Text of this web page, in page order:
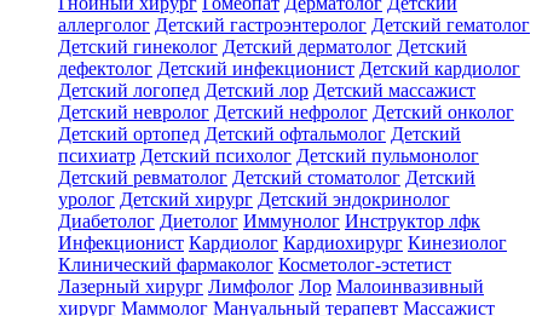
аллерголог Детский гастроэнтеролог Детский гематолог
Детский гинеколог Детский дерматолог Детский
дефектолог Детский инфекционист Детский кардиолог
Детский логопед Детский лор Детский массажист
Детский невролог Детский нефролог Детский онколог
Детский ортопед Детский офтальмолог Детский
психиатр Детский психолог Детский пульмонолог
Детский ревматолог Детский стоматолог Детский
уролог Детский хирург Детский эндокринолог
Диабетолог Диетолог Иммунолог Инструктор лфк
Инфекционист Кардиолог Кардиохирург Кинезиолог
Клинический фармаколог Косметолог-эстетист
Лазерный хирург Лимфолог Лор Малоинвазивный
хирург Маммолог Мануальный терапевт Массажист